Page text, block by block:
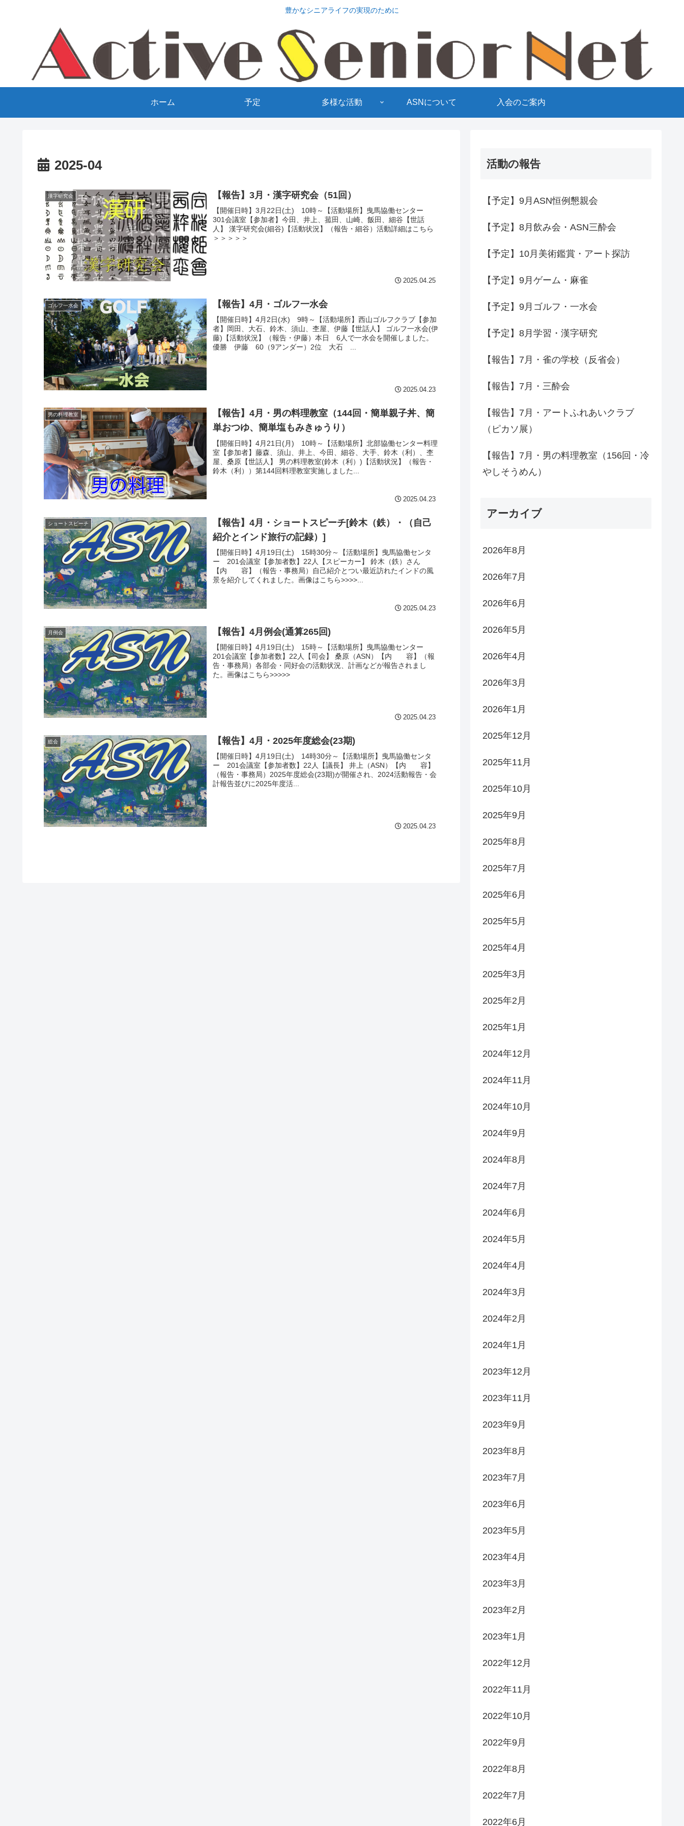
豊かなシニアライフの実現のために
ホーム 予定 多様な活動 ASNについて 入会のご案内
2025-04
漢字研究会 【報告】3月・漢字研究会（51回）
【開催日時】3月22日(土) 10時～【活動場所】曳馬協働センター
301会議室【参加者】今田、井上、菰田、山崎、飯田、細谷【世話
人】 漢字研究会(細谷)【活動状況】（報告・細谷）活動詳細はこちら
＞＞＞＞＞
2025.04.25
ゴルフ一水会 【報告】4月・ゴルフ一水会
【開催日時】4月2日(水) 9時～【活動場所】西山ゴルフクラブ【参加
者】岡田、大石、鈴木、須山、杢屋、伊藤【世話人】 ゴルフ一水会(伊
藤)【活動状況】（報告・伊藤）本日 6人で一水会を開催しました。
優勝 伊藤 60（9アンダー）2位 大石 ...
2025.04.23
男の料理教室
【報告】4月・男の料理教室（144回・簡単親子丼、簡
単おつゆ、簡単塩もみきゅうり）
【開催日時】4月21日(月) 10時～【活動場所】北部協働センター料理
室【参加者】藤森、須山、井上、今田、細谷、大手、鈴木（利）、杢
屋、桑原【世話人】 男の料理教室(鈴木（利）)【活動状況】（報告・
鈴木（利））第144回料理教室実施しました...
2025.04.23
ショートスピーチ
【報告】4月・ショートスピーチ[鈴木（鉄）・（自己
紹介とインド旅行の記録）]
【開催日時】4月19日(土) 15時30分～【活動場所】曳馬協働センタ
ー 201会議室【参加者数】22人【スピーカー】 鈴木（鉄）さん
【内 容】（報告・事務局）自己紹介とつい最近訪れたインドの風
景を紹介してくれました。画像はこちら>>>>...
2025.04.23
月例会 【報告】4月例会(通算265回)
【開催日時】4月19日(土) 15時～【活動場所】曳馬協働センター
201会議室【参加者数】22人【司会】 桑原（ASN）【内 容】（報
告・事務局）各部会・同好会の活動状況、計画などが報告されまし
た。画像はこちら>>>>>
2025.04.23
総会 【報告】4月・2025年度総会(23期)
【開催日時】4月19日(土) 14時30分～【活動場所】曳馬協働センタ
ー 201会議室【参加者数】22人【議長】 井上（ASN）【内 容】
（報告・事務局）2025年度総会(23期)が開催され、2024活動報告・会
計報告並びに2025年度活...
2025.04.23
活動の報告
【予定】9月ASN恒例懇親会
【予定】8月飲み会・ASN三酔会
【予定】10月美術鑑賞・アート探訪
【予定】9月ゲーム・麻雀
【予定】9月ゴルフ・一水会
【予定】8月学習・漢字研究
【報告】7月・雀の学校（反省会）
【報告】7月・三酔会
【報告】7月・アートふれあいクラブ
（ピカソ展）
【報告】7月・男の料理教室（156回・冷
やしそうめん）
アーカイブ
2026年8月
2026年7月
2026年6月
2026年5月
2026年4月
2026年3月
2026年1月
2025年12月
2025年11月
2025年10月
2025年9月
2025年8月
2025年7月
2025年6月
2025年5月
2025年4月
2025年3月
2025年2月
2025年1月
2024年12月
2024年11月
2024年10月
2024年9月
2024年8月
2024年7月
2024年6月
2024年5月
2024年4月
2024年3月
2024年2月
2024年1月
2023年12月
2023年11月
2023年9月
2023年8月
2023年7月
2023年6月
2023年5月
2023年4月
2023年3月
2023年2月
2023年1月
2022年12月
2022年11月
2022年10月
2022年9月
2022年8月
2022年7月
2022年6月